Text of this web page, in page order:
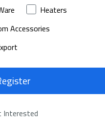
Heaters
Accessories
Interested